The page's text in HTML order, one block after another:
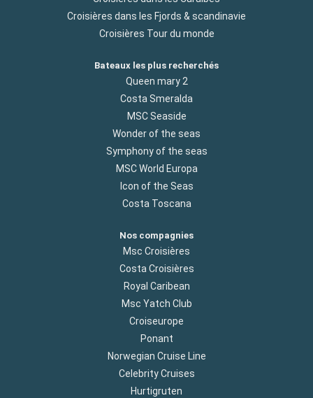
Croisières dans les Fjords & scandinavie
Croisières Tour du monde
Bateaux les plus recherchés
Queen mary 2
Costa Smeralda
MSC Seaside
Wonder of the seas
Symphony of the seas
MSC World Europa
Icon of the Seas
Costa Toscana
Nos compagnies
Msc Croisières
Costa Croisières
Royal Caribean
Msc Yatch Club
Croiseurope
Ponant
Norwegian Cruise Line
Celebrity Cruises
Hurtigruten